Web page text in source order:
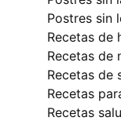
postres sin
recetas de
recetas de
recetas de
recetas
recetas